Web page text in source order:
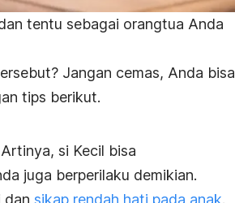
tentu sebagai orangtua Anda
Jangan cemas, Anda bisa
tips berikut.
si Kecil bisa
juga berperilaku demikian.
dan sikap rendah hati pada anak.